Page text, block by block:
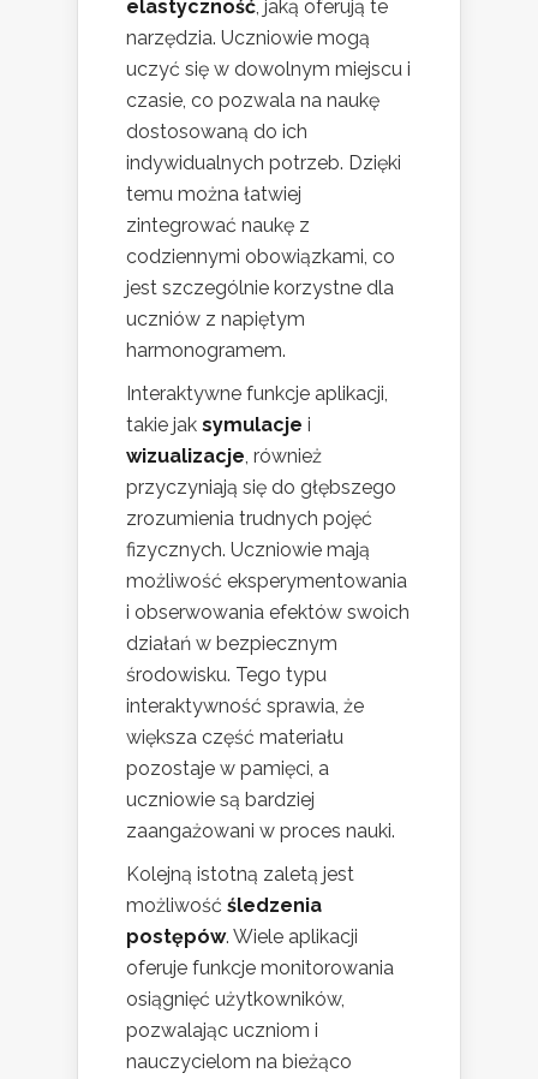
elastyczność, jaką oferują te
narzędzia. Uczniowie mogą
uczyć się w dowolnym miejscu i
czasie, co pozwala na naukę
dostosowaną do ich
indywidualnych potrzeb. Dzięki
temu można łatwiej
zintegrować naukę z
codziennymi obowiązkami, co
jest szczególnie korzystne dla
uczniów z napiętym
harmonogramem.
Interaktywne funkcje aplikacji,
takie jak symulacje i
wizualizacje, również
przyczyniają się do głębszego
zrozumienia trudnych pojęć
fizycznych. Uczniowie mają
możliwość eksperymentowania
i obserwowania efektów swoich
działań w bezpiecznym
środowisku. Tego typu
interaktywność sprawia, że
większa część materiału
pozostaje w pamięci, a
uczniowie są bardziej
zaangażowani w proces nauki.
Kolejną istotną zaletą jest
możliwość śledzenia
postępów. Wiele aplikacji
oferuje funkcje monitorowania
osiągnięć użytkowników,
pozwalając uczniom i
nauczycielom na bieżąco